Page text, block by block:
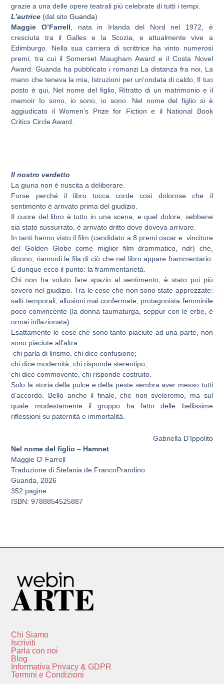
grazie a una delle opere teatrali più celebrate di tutti i tempi.
L’autrice (dal sitoGuanda)
Maggie O’Farrell , nata in Irlanda del Nord nel 1972, è
cresciuta tra il Galles e la Scozia, e attualmente vive a
Edimburgo. Nella sua carriera di scrittrice ha vinto numerosi
premi, tra cui il Somerset Maugham Award e il Costa Novel
Award. Guanda ha pubblicato i romanzi La distanza fra noi, La
mano che teneva la mia, Istruzioni per un’ondata di caldo, Il tuo
posto è qui, Nel nome del figlio, Ritratto di un matrimonio e il
memoir Io sono, io sono, io sono. Nel nome del figlio si è
aggiudicato il Women’s Prize for Fiction e il National Book
Critics Circle Award.
Il nostro verdetto
La giuria non è riuscita a deliberare.
Forse perché il libro tocca corde così dolorose che il
sentimento è arrivato prima del giudizio.
Il cuore del libro è tutto in una scena, e quel dolore, sebbene
sia stato sussurrato, è arrivato dritto dove doveva arrivare.
In tanti hanno visto il film (candidato a 8 premi oscar e vincitore
del Golden Globe come miglior film drammatico, ndr) che,
dicono, riannodi le fila di ciò che nel libro appare frammentario.
E dunque ecco il punto: la frammentarietà.
Chi non ha voluto fare spazio al sentimento, è stato poi più
severo nel giudizio. Tra le cose che non sono state apprezzate:
salti temporali, allusioni mai confermate, protagonista femminile
poco convincente (la donna taumaturga, seppur con le erbe, è
ormai inflazionata).
Esattamente le cose che sono tanto piaciute ad una parte, non
sono piaciute all’altra:
chi parla di lirismo, chi dice confusione;
chi dice modernità, chi risponde stereotipo;
chi dice commovente, chi risponde costruito.
Solo la storia della pulce e della peste sembra aver messo tutti
d’accordo. Bello anche il finale, che non sveleremo, ma sul
quale modestamente il gruppo ha fatto delle bellissime
riflessioni su paternità e immortalità.
Gabriella D’Ippolito
Nel nome del figlio – Hamnet
Maggie O’ Farrell
Traduzione di Stefania de FrancoPrandino
Guanda, 2026
352 pagine
ISBN: 9788854525887
Chi Siamo
Iscriviti
Parla con noi
Blog
Informativa Privacy & GDPR
Termini e Condizioni